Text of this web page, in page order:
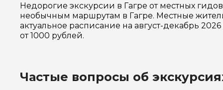
Недорогие экскурсии в Гагре от местных
необычным маршрутам в Гагре. Местные
актуальное расписание на август-декабрь
от 1000 рублей.
Частые вопросы об